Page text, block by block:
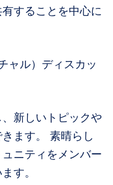
することを中心に
ャル）ディスカッ
新しいトピックや
ます。 素晴らし
ニティをメンバー
す。